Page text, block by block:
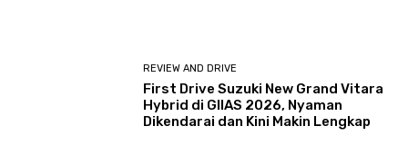
REVIEW AND DRIVE
First Drive Suzuki New Grand Vitara
Hybrid di GIIAS 2026, Nyaman
Dikendarai dan Kini Makin Lengkap